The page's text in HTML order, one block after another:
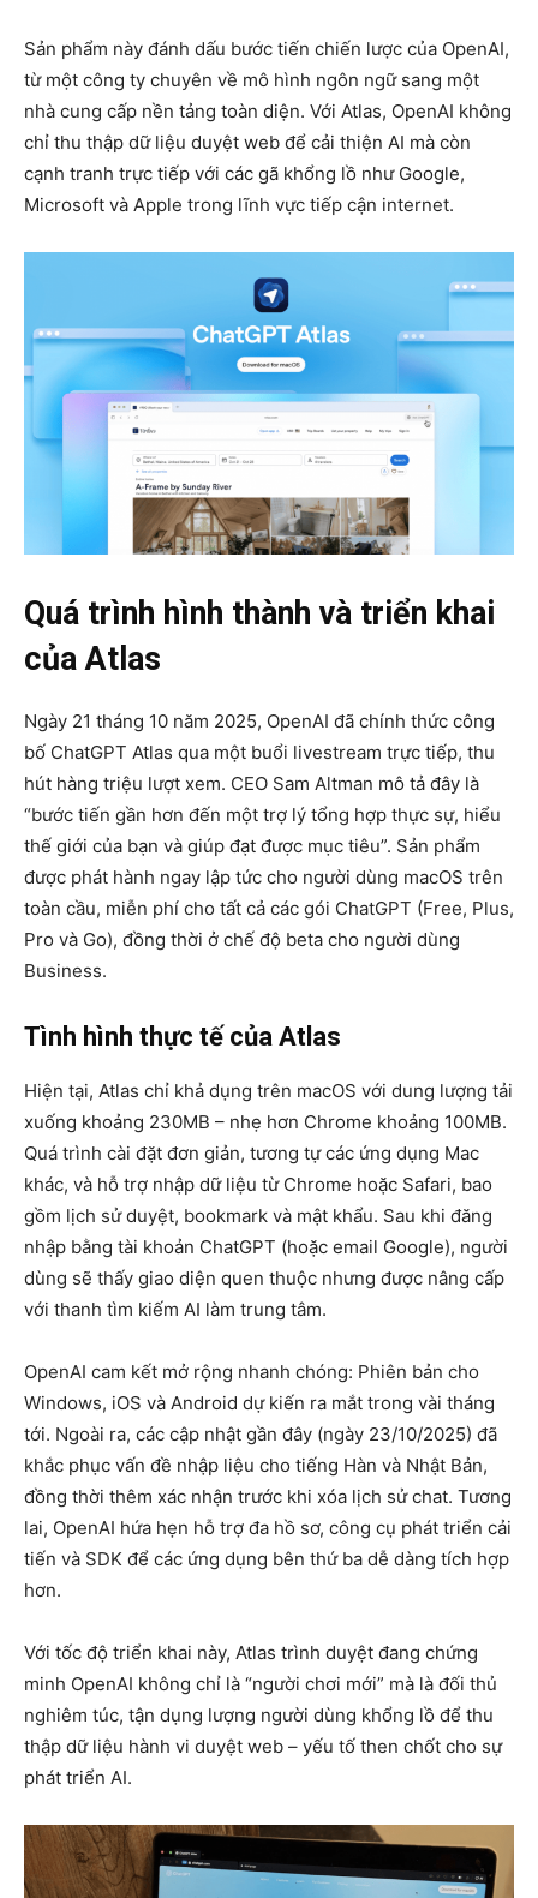
Sản phẩm này đánh dấu bước tiến chiến lược của OpenAI,
từ một công ty chuyên về mô hình ngôn ngữ sang một
nhà cung cấp nền tảng toàn diện. Với Atlas, OpenAI không
chỉ thu thập dữ liệu duyệt web để cải thiện AI mà còn
cạnh tranh trực tiếp với các gã khổng lồ như Google,
Microsoft và Apple trong lĩnh vực tiếp cận internet.
Quá trình hình thành và triển khai
của Atlas
Ngày 21 tháng 10 năm 2025, OpenAI đã chính thức công
bố ChatGPT Atlas qua một buổi livestream trực tiếp, thu
hút hàng triệu lượt xem. CEO Sam Altman mô tả đây là
“bước tiến gần hơn đến một trợ lý tổng hợp thực sự, hiểu
thế giới của bạn và giúp đạt được mục tiêu”. Sản phẩm
được phát hành ngay lập tức cho người dùng macOS trên
toàn cầu, miễn phí cho tất cả các gói ChatGPT (Free, Plus,
Pro và Go), đồng thời ở chế độ beta cho người dùng
Business.
Tình hình thực tế của Atlas
Hiện tại, Atlas chỉ khả dụng trên macOS với dung lượng tải
xuống khoảng 230MB – nhẹ hơn Chrome khoảng 100MB.
Quá trình cài đặt đơn giản, tương tự các ứng dụng Mac
khác, và hỗ trợ nhập dữ liệu từ Chrome hoặc Safari, bao
gồm lịch sử duyệt, bookmark và mật khẩu. Sau khi đăng
nhập bằng tài khoản ChatGPT (hoặc email Google), người
dùng sẽ thấy giao diện quen thuộc nhưng được nâng cấp
với thanh tìm kiếm AI làm trung tâm.
OpenAI cam kết mở rộng nhanh chóng: Phiên bản cho
Windows, iOS và Android dự kiến ra mắt trong vài tháng
tới. Ngoài ra, các cập nhật gần đây (ngày 23/10/2025) đã
khắc phục vấn đề nhập liệu cho tiếng Hàn và Nhật Bản,
đồng thời thêm xác nhận trước khi xóa lịch sử chat. Tương
lai, OpenAI hứa hẹn hỗ trợ đa hồ sơ, công cụ phát triển cải
tiến và SDK để các ứng dụng bên thứ ba dễ dàng tích hợp
hơn.
Với tốc độ triển khai này, Atlas trình duyệt đang chứng
minh OpenAI không chỉ là “người chơi mới” mà là đối thủ
nghiêm túc, tận dụng lượng người dùng khổng lồ để thu
thập dữ liệu hành vi duyệt web – yếu tố then chốt cho sự
phát triển AI.